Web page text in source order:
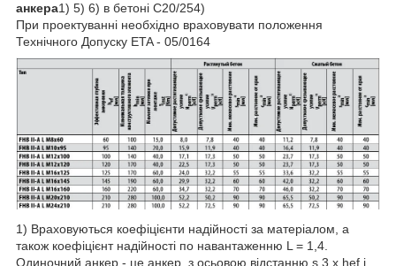
анкера1) 5) 6) в бетоні C20/254)
При проектуванні необхідно враховувати положення
Технічного Допуску ETA - 05/0164
1) Враховуються коефіцієнти надійності за матеріалом, а
також коефіцієнт надійності по навантаженню L = 1,4.
Одиночний анкер - це анкер, з осьовою відстанню s 3 x hef і